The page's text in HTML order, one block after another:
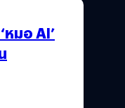
มอ AI’